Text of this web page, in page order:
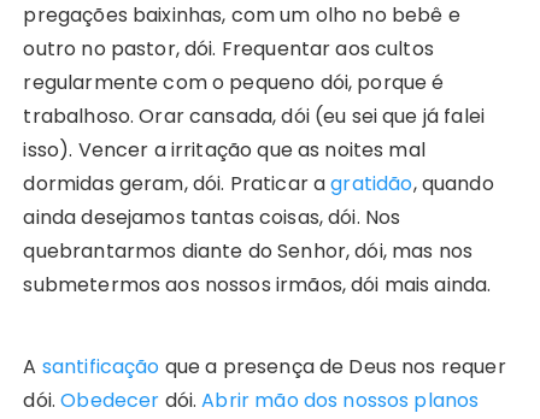
pregações baixinhas, com um olho no bebê e
outro no pastor, dói. Frequentar aos cultos
regularmente com o pequeno dói, porque é
trabalhoso. Orar cansada, dói (eu sei que já falei
isso). Vencer a irritação que as noites mal
dormidas geram, dói. Praticar agratidão, quando
ainda desejamos tantas coisas, dói. Nos
quebrantarmos diante do Senhor, dói, mas nos
submetermos aos nossos irmãos, dói mais ainda.
A santificação que a presença de Deus nos requer
dói.Obedecer dói.Abrir mão dos nossos planos